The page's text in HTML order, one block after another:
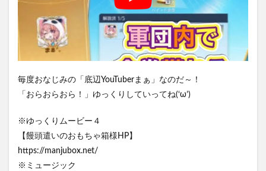
毎度おなじみの「底辺YouTuberまぁ」なのだ～！
「おらおらおら！」ゆっくりしていってね(‘ω’)
※ゆっくりムービー４
【饅頭遣いのおもちゃ箱様HP】
https://manjubox.net/
※ミュージック